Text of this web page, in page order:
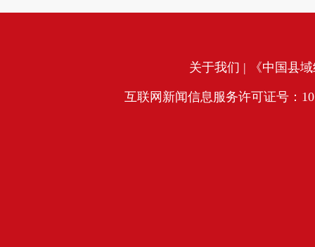
关于我们 | 《中国县
互联网新闻信息服务许可证号：